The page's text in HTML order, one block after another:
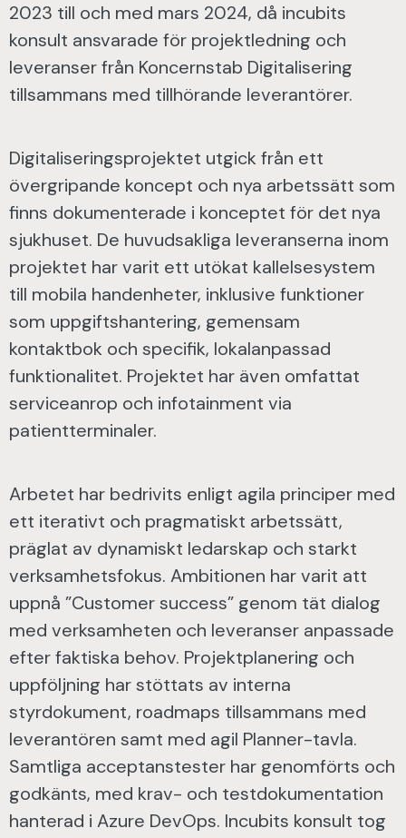
2023 till och med mars 2024, då incubits
konsult ansvarade för projektledning och
leveranser från Koncernstab Digitalisering
tillsammans med tillhörande leverantörer.
Digitaliseringsprojektet utgick från ett
övergripande koncept och nya arbetssätt som
finns dokumenterade i konceptet för det nya
sjukhuset. De huvudsakliga leveranserna inom
projektet har varit ett utökat kallelsesystem
till mobila handenheter, inklusive funktioner
som uppgiftshantering, gemensam
kontaktbok och specifik, lokalanpassad
funktionalitet. Projektet har även omfattat
serviceanrop och infotainment via
patientterminaler.
Arbetet har bedrivits enligt agila principer med
ett iterativt och pragmatiskt arbetssätt,
präglat av dynamiskt ledarskap och starkt
verksamhetsfokus. Ambitionen har varit att
uppnå ”Customer success” genom tät dialog
med verksamheten och leveranser anpassade
efter faktiska behov. Projektplanering och
uppföljning har stöttats av interna
styrdokument, roadmaps tillsammans med
leverantören samt med agil Planner-tavla.
Samtliga acceptanstester har genomförts och
godkänts, med krav- och testdokumentation
hanterad i Azure DevOps. Incubits konsult tog